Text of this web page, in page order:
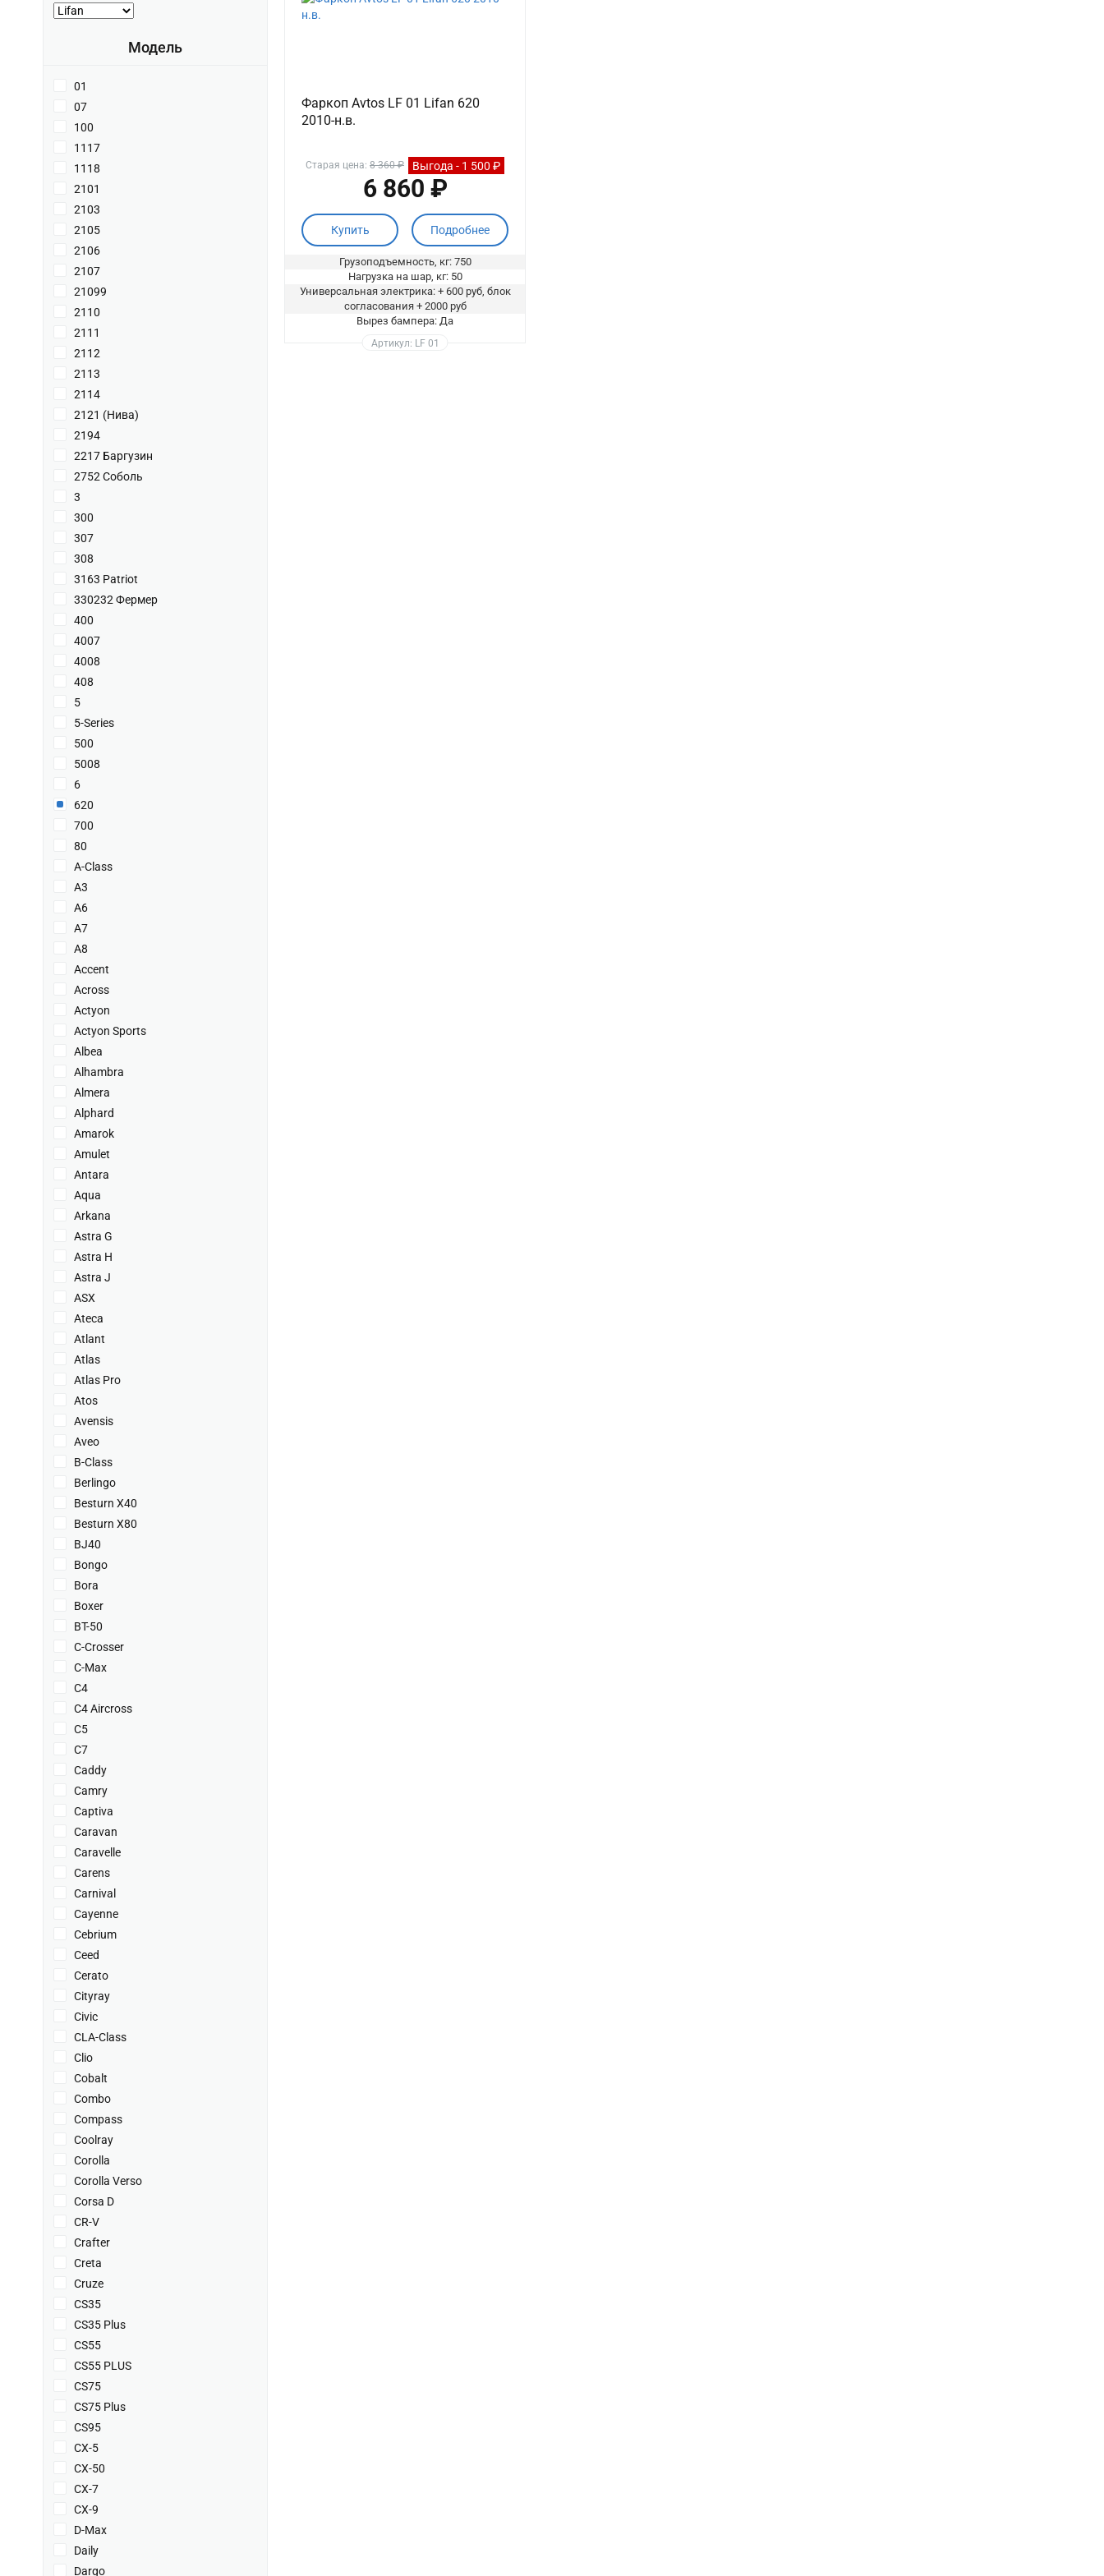
Модель
01
07
100
1117
1118
2101
2103
2105
2106
2107
21099
2110
2111
2112
2113
2114
2121 (Нива)
2194
2217 Баргузин
2752 Соболь
3
300
307
308
3163 Patriot
330232 Фермер
400
4007
4008
408
5
5-Series
500
5008
6
620
700
80
A-Class
A3
A6
A7
A8
Accent
Across
Actyon
Actyon Sports
Albea
Alhambra
Almera
Alphard
Amarok
Amulet
Antara
Aqua
Arkana
Astra G
Astra H
Astra J
ASX
Ateca
Atlant
Atlas
Atlas Pro
Atos
Avensis
Aveo
B-Class
Berlingo
Besturn X40
Besturn X80
BJ40
Bongo
Bora
Boxer
BT-50
C-Crosser
C-Max
C4
C4 Aircross
C5
C7
Caddy
Camry
Captiva
Caravan
Caravelle
Carens
Carnival
Cayenne
Cebrium
Ceed
Cerato
Cityray
Civic
CLA-Class
Clio
Cobalt
Combo
Compass
Coolray
Corolla
Corolla Verso
Corsa D
CR-V
Crafter
Creta
Cruze
CS35
CS35 Plus
CS55
CS55 PLUS
CS75
CS75 Plus
CS95
CX-5
CX-50
CX-7
CX-9
D-Max
Daily
Dargo
Фаркоп Avtos LF 01 Lifan 620
2010-н.в.
Старая цена: 8 360 ₽ Выгода - 1 500 ₽
6 860 ₽
Купить Подробнее
Грузоподъемность, кг: 750
Нагрузка на шар, кг: 50
Универсальная электрика: + 600 руб, блок
согласования + 2000 руб
Вырез бампера: Да
Артикул: LF 01